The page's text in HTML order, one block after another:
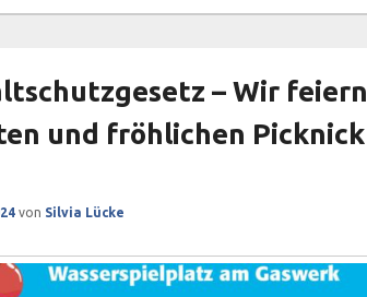
– Wir feiern
und fröhlichen Picknick
von Silvia Lücke